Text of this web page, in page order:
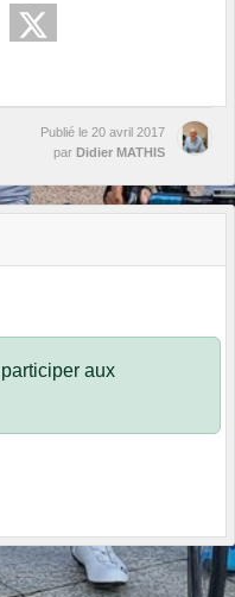
Publié le 20 avril 2017
par Didier MATHIS
aux